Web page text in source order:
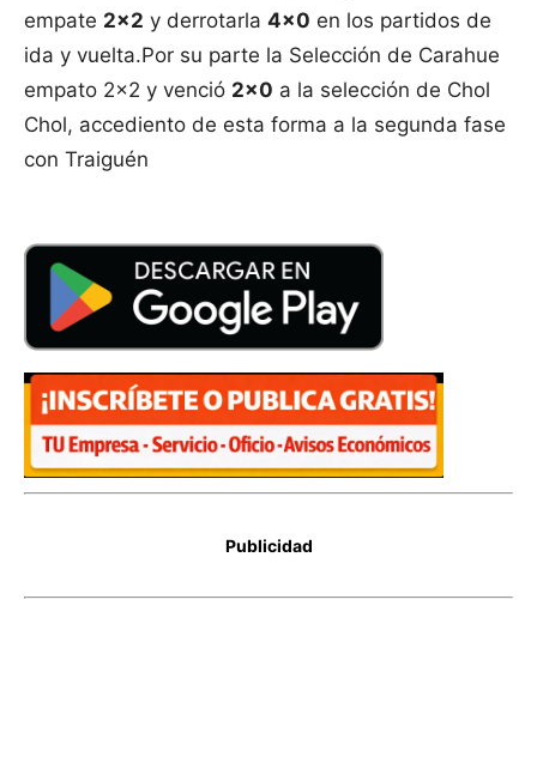
empate 2×2 y derrotarla 4×0 en los partidos de
ida y vuelta.Por su parte la Selección de Carahue
empato 2×2 y venció 2×0 a la selección de Chol
Chol, accediento de esta forma a la segunda fase
con Traiguén
Publicidad